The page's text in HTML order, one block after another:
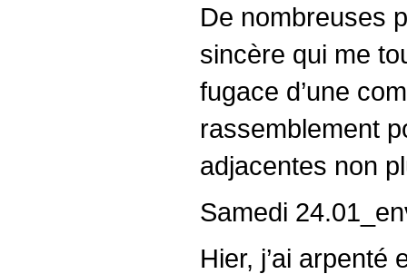
De nombreuses
sincère qui me
fugace d’une
rassemblement
adjacentes non
Samedi
Hier, j’ai